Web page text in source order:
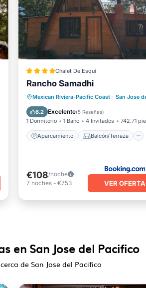
1.38 mi al centro
Chalet De Esquí
Rancho Samadhi
Mexican Riviera-Pacific Coast · San Jose del
8.2 Excelente(5 Reseñas)
1 Dormitorio 1 Baño 4 Invitados 742.71
Aparcamiento Balcón/Terraza
Aparcamiento
Balcón/Terraza
Vistas
Deportes/Actividades
€108/noche
7 noches- €753 VER OFERTA
en San Jose del Pacifico
de San Jose del Pacifico